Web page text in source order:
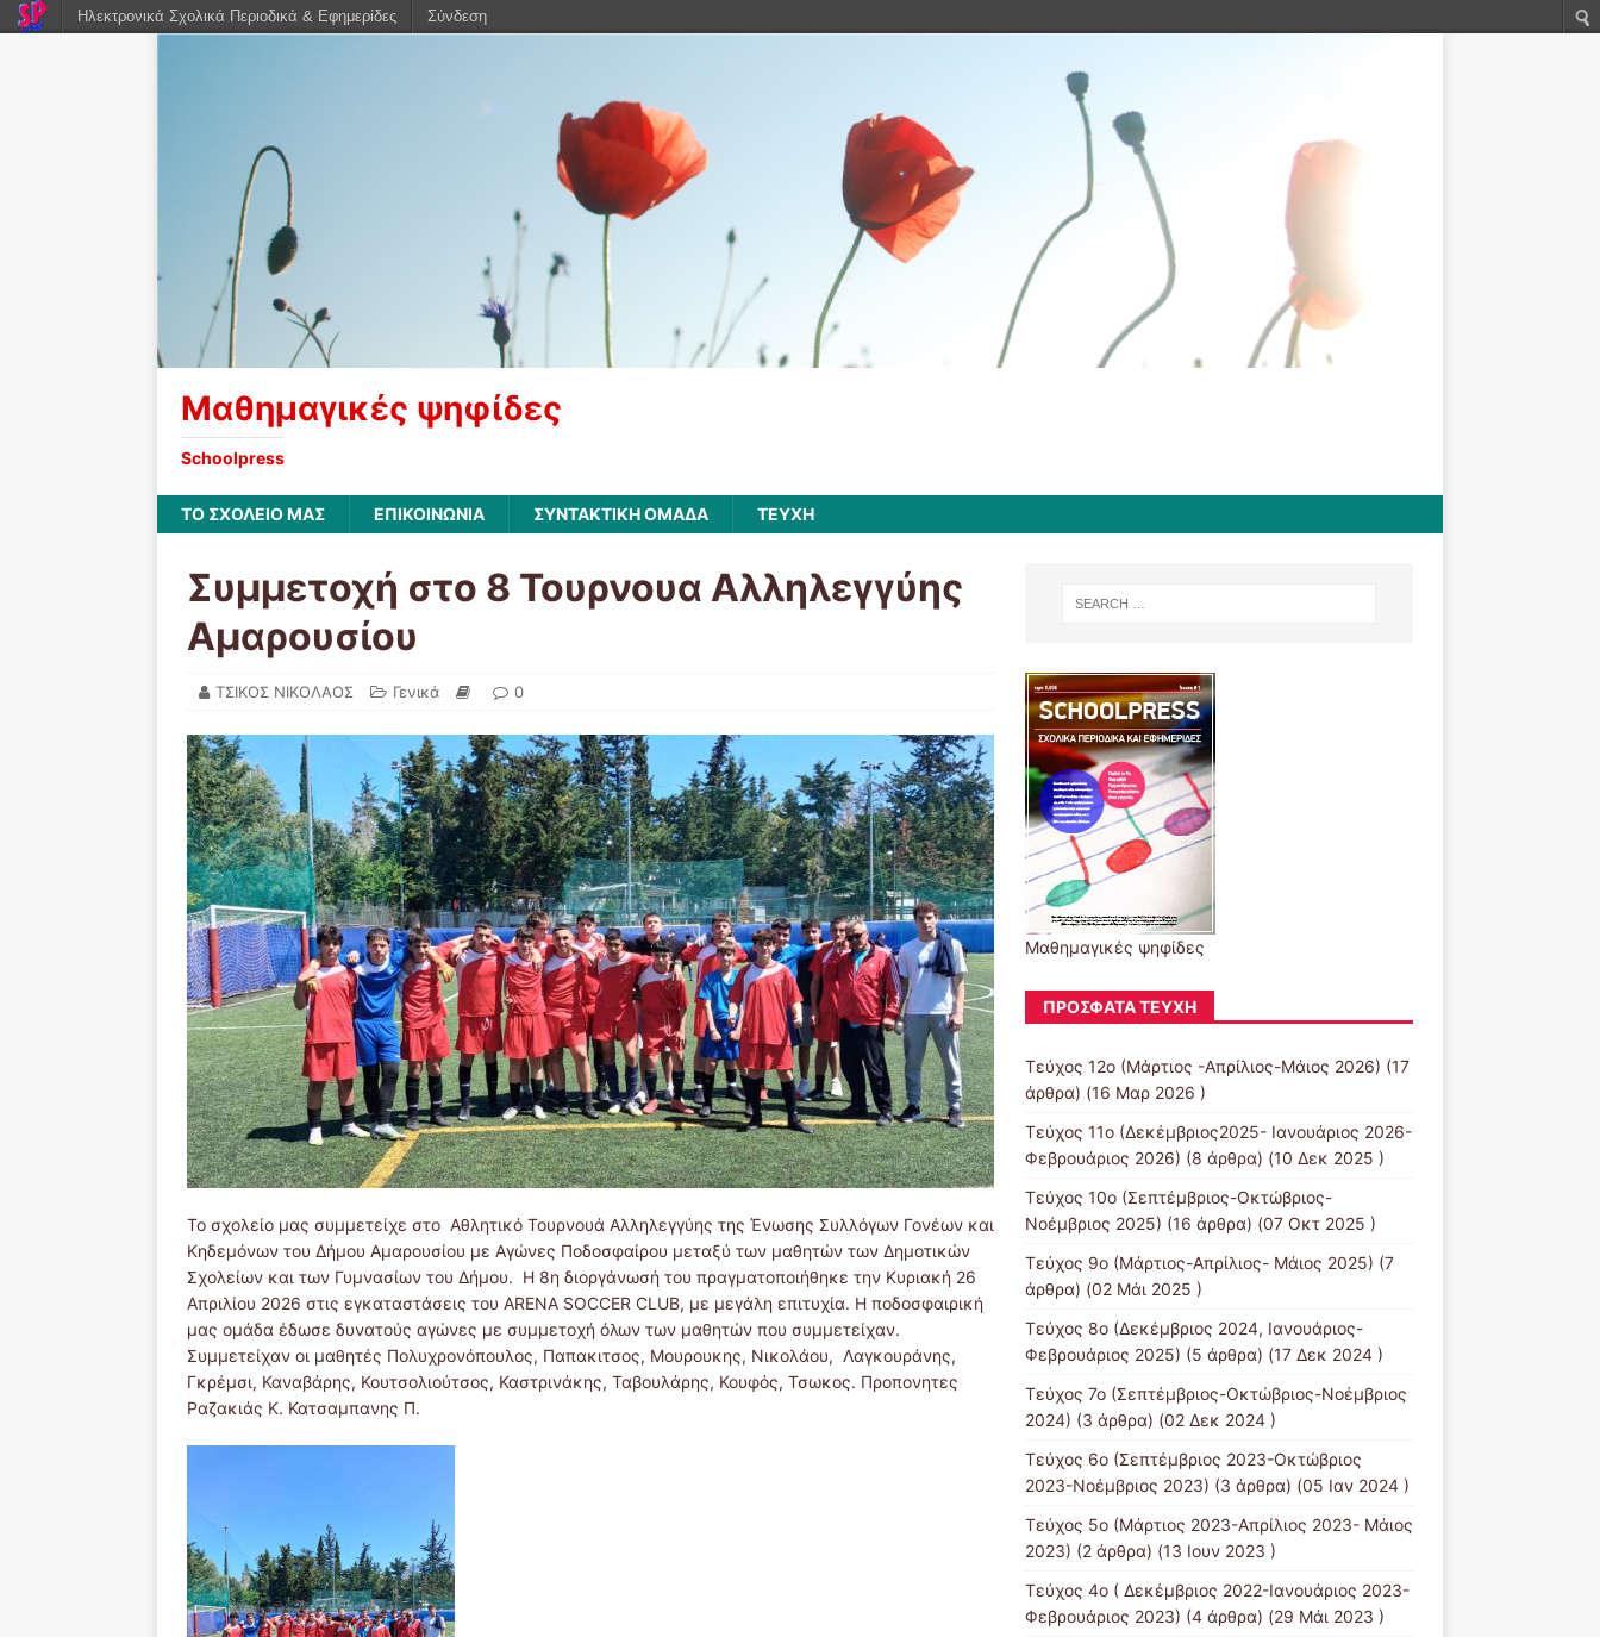
Μαθημαγικές ψηφίδες
Schoolpress
ΤΟ ΣΧΟΛΕΙΟ ΜΑΣ ΕΠΙΚΟΙΝΩΝΙΑ ΣΥΝΤΑΚΤΙΚΗ ΟΜΑΔΑ ΤΕΥΧΗ
Συμμετοχή στο 8 Τουρνουα Αλληλεγγύης
Αμαρουσίου
ΤΣΙΚΟΣ ΝΙΚΟΛΑΟΣ Γενικά 0
Το σχολείο μας συμμετείχε στο Αθλητικό Τουρνουά Αλληλεγγύης της Ένωσης Συλλόγων Γονέων και
Κηδεμόνων του Δήμου Αμαρουσίου με Αγώνες Ποδοσφαίρου μεταξύ των μαθητών των Δημοτικών
Σχολείων και των Γυμνασίων του Δήμου. Η 8η διοργάνωσή του πραγματοποιήθηκε την Κυριακή 26
Απριλίου 2026 στις εγκαταστάσεις του ARENA SOCCER CLUB, με μεγάλη επιτυχία. Η ποδοσφαιρική
μας ομάδα έδωσε δυνατούς αγώνες με συμμετοχή όλων των μαθητών που συμμετείχαν.
Συμμετείχαν οι μαθητές Πολυχρονόπουλος, Παπακιτσος, Μουρουκης, Νικολάου, Λαγκουράνης,
Γκρέμσι, Καναβάρης, Κουτσολιούτσος, Καστρινάκης, Ταβουλάρης, Κουφός, Τσωκος. Προπονητες
Ραζακιάς Κ. Κατσαμπανης Π.
Μαθημαγικές ψηφίδες
ΠΡΌΣΦΑΤΑ ΤΕΎΧΗ
Τεύχος 12ο (Μάρτιος -Απρίλιος-Μάιος 2026) (17
άρθρα) (16 Μαρ 2026 )
Τεύχος 11ο (Δεκέμβριος2025- Ιανουάριος 2026-
Φεβρουάριος 2026) (8 άρθρα) (10 Δεκ 2025 )
Τεύχος 10ο (Σεπτέμβριος-Οκτώβριος-
Νοέμβριος 2025) (16 άρθρα) (07 Οκτ 2025 )
Τεύχος 9ο (Μάρτιος-Απρίλιος- Μάιος 2025) (7
άρθρα) (02 Μάι 2025 )
Τεύχος 8ο (Δεκέμβριος 2024, Ιανουάριος-
Φεβρουάριος 2025) (5 άρθρα) (17 Δεκ 2024 )
Τεύχος 7ο (Σεπτέμβριος-Οκτώβριος-Νοέμβριος
2024) (3 άρθρα) (02 Δεκ 2024 )
Τεύχος 6ο (Σεπτέμβριος 2023-Οκτώβριος
2023-Νοέμβριος 2023) (3 άρθρα) (05 Ιαν 2024 )
Τεύχος 5ο (Μάρτιος 2023-Απρίλιος 2023- Μάιος
2023) (2 άρθρα) (13 Ιουν 2023 )
Τεύχος 4ο ( Δεκέμβριος 2022-Ιανουάριος 2023-
Φεβρουάριος 2023) (4 άρθρα) (29 Μάι 2023 )
Ηλεκτρονικά Σχολικά Περιοδικά & Εφημερίδες Σύνδεση